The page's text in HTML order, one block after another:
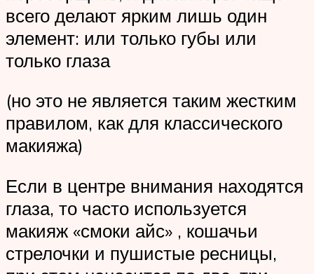
всего делают ярким лишь один
элемент: или только губы или
только глаза
(но это не является таким жестким
правилом, как для классического
макияжа)
Если в центре внимания находятся
глаза, то часто используется
макияж «смоки айс» , кошачьи
стрелочки и пушистые ресницы,